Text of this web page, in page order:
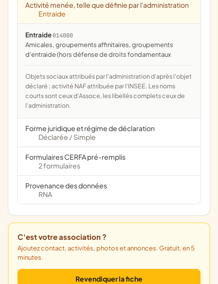
Activité menée, telle que définie par l'administration
Entraide
Entraide 014000
amicales, groupements affinitaires, groupements
d'entraide (hors défense de droits fondamentaux
Objets sociaux attribués par l'administration d'après l'objet
déclaré ; activité NAF attribuée par l'INSEE. Les noms
courts sont ceux d'Assoce, les libellés complets ceux de
l'administration.
Forme juridique et régime de déclaration
Déclarée / Simple
Formulaires CERFA pré-remplis
2 formulaires
Provenance des données
RNA
C'est votre association ?
Ajoutez contact, activités, photos et annonces. Gratuit, en 5
minutes.
Revendiquer la fiche